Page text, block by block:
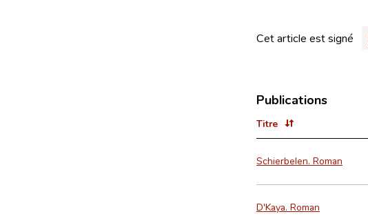
Cet article est signé
Publications
Titre
Schierbelen. Roman
D'Kaya. Roman